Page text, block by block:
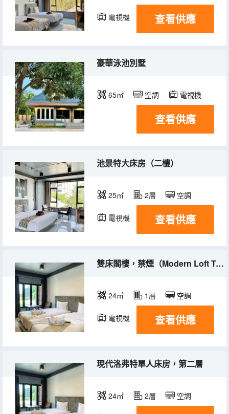
電視機 冰箱
查看供應
豪華泳池別墅
65㎡ 空調 電視機
查看供應
池景特大床房（二樓）
25㎡ 2層 空調
電視機 冰箱
查看供應
雙床閣樓，禁煙（Modern Loft Twin Bed Flr.1）
24㎡ 1層 空調
電視機 查看供應
現代洛弗特單人床房，第二層
24㎡ 2層 空調